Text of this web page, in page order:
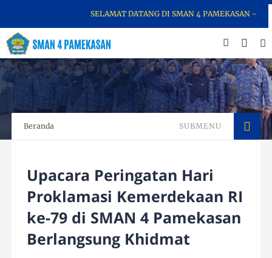
SELAMAT DATANG DI SMAN 4 PAMEKASAN -
Beranda SUBMENU
Upacara Peringatan Hari
Proklamasi Kemerdekaan RI
ke-79 di SMAN 4 Pamekasan
Berlangsung Khidmat